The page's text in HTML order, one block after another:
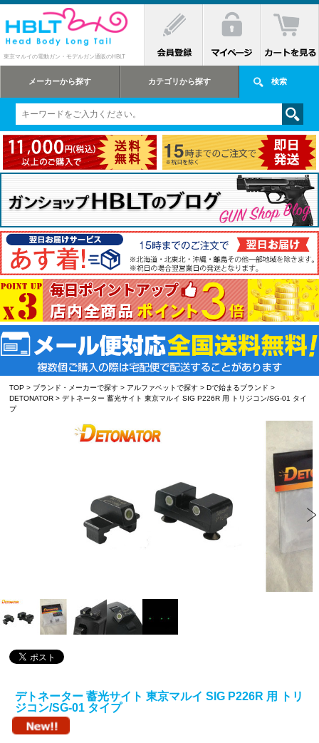
東京マルイの電動ガン・モデルガン通販のHBLT
メーカーから探す カテゴリから探す 検索
TOP > ブランド・メーカーで探す > アルファベットで探す >Dで始まるブランド >
DETONATOR > デトネーター 蓄光サイト 東京マルイ SIG P226R 用 トリジコン/SG-01 タイ
プ
デトネーター 蓄光サイト 東京マルイ SIG P226R 用 トリ
ジコン/SG-01 タイプ